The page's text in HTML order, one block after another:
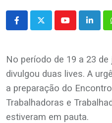
Youtube
No período de 19 a 23 de
divulgou duas lives. A
a preparação do
Trabalhadoras e
estiveram em pauta.